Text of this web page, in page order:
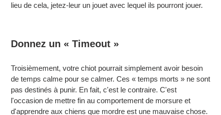
lieu de cela, jetez-leur un jouet avec lequel ils pourront jouer.
Donnez un « Timeout »
Troisièmement, votre chiot pourrait simplement avoir besoin
de temps calme pour se calmer. Ces « temps morts » ne sont
pas destinés à punir. En fait, c'est le contraire. C'est
l'occasion de mettre fin au comportement de morsure et
d'apprendre aux chiens que mordre est une mauvaise chose.